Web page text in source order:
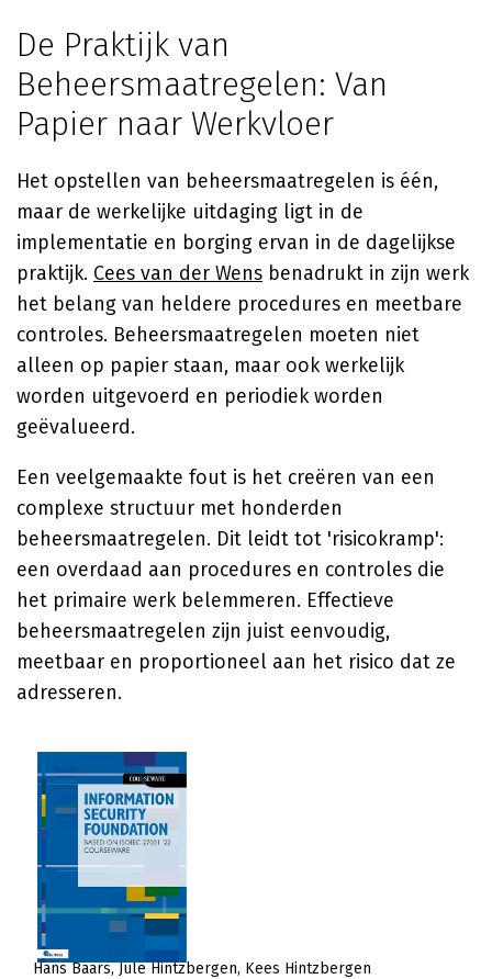
De Praktijk van
Beheersmaatregelen: Van
Papier naar Werkvloer
Het opstellen van beheersmaatregelen is één,
maar de werkelijke uitdaging ligt in de
implementatie en borging ervan in de dagelijkse
praktijk. Cees van der Wens benadrukt in zijn werk
het belang van heldere procedures en meetbare
controles. Beheersmaatregelen moeten niet
alleen op papier staan, maar ook werkelijk
worden uitgevoerd en periodiek worden
geëvalueerd.
Een veelgemaakte fout is het creëren van een
complexe structuur met honderden
beheersmaatregelen. Dit leidt tot 'risicokramp':
een overdaad aan procedures en controles die
het primaire werk belemmeren. Effectieve
beheersmaatregelen zijn juist eenvoudig,
meetbaar en proportioneel aan het risico dat ze
adresseren.
Hans Baars Jule Hintzbergen Kees Hintzbergen